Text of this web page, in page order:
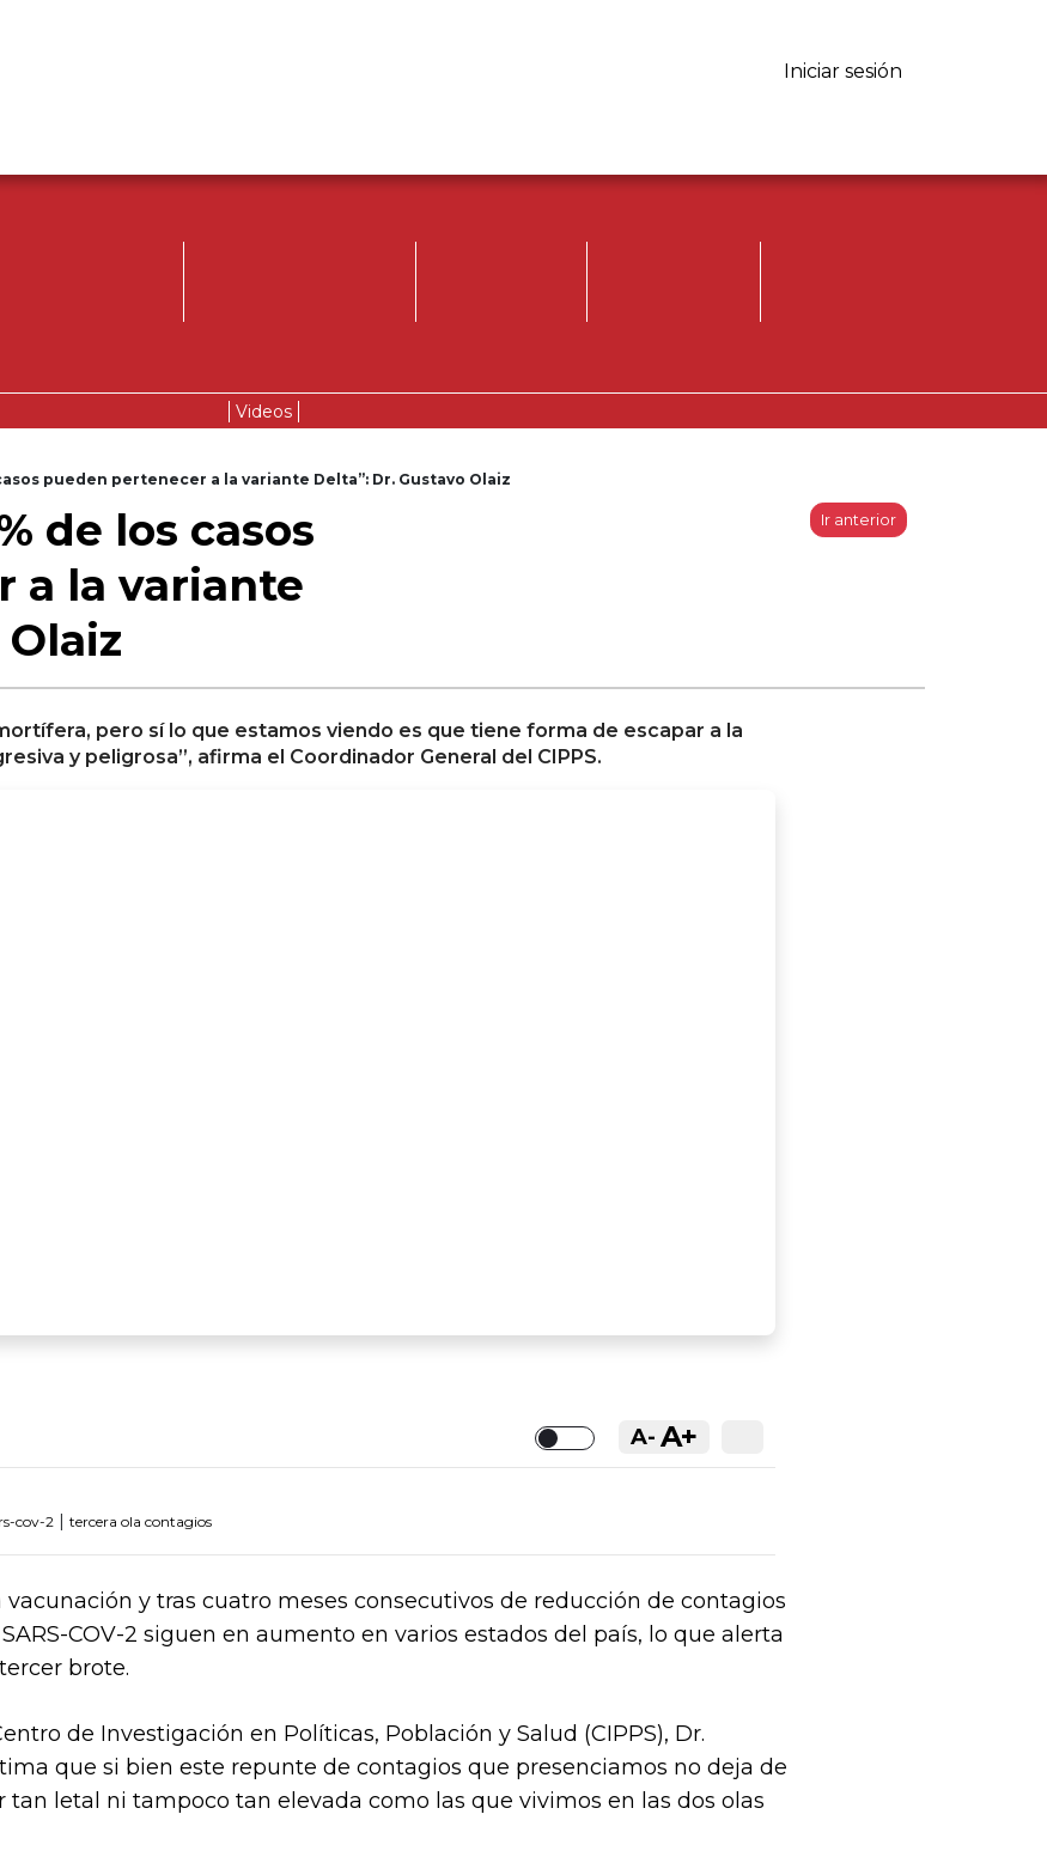
Iniciar sesión
Registrese, para
opinar.
Videos
pueden pertenecer a la variante Delta”: Dr. Gustavo Olaiz
de los casos
a la variante
Olaiz
Ir anterior
pero sí lo que estamos viendo es que tiene forma de escapar a la
y peligrosa”, afirma el Coordinador General del CIPPS.
Toggle
A- A+
cov-2 | tercera ola contagios
y tras cuatro meses consecutivos de reducción de contagios
COV-2 siguen en aumento en varios estados del país, lo que alerta
brote.
de Investigación en Políticas, Población y Salud (CIPPS), Dr.
que si bien este repunte de contagios que presenciamos no deja de
tan letal ni tampoco tan elevada como las que vivimos en las dos olas